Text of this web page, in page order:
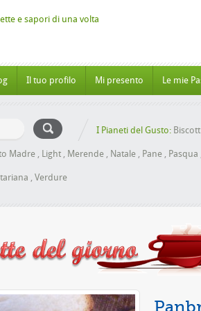
Il tuo profilo Mi presento Le mie
I Pianeti del Gusto:
Madre , Light , Merende , Natale , Pane , Pasqua
, Verdure